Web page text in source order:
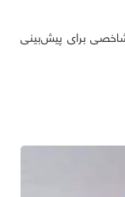
برای پیش‌بینی